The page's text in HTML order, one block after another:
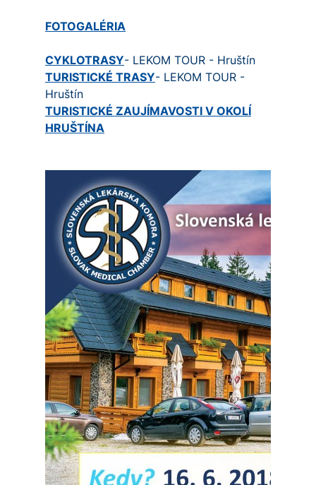
FOTOGALÉRIA
CYKLOTRASY- LEKOM TOUR - Hruštín
TURISTICKÉ TRASY- LEKOM TOUR -
Hruštín
TURISTICKÉ ZAUJÍMAVOSTI V OKOLÍ
HRUŠTÍNA